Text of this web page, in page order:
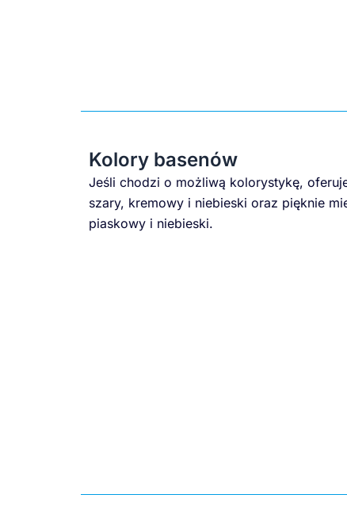
Kolory basenów
Jeśli chodzi o możliwą kolorystykę,
szary, kremowy i niebieski oraz pięknie
piaskowy i niebieski.